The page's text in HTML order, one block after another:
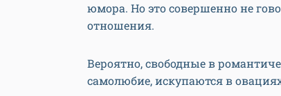
юмора. Но это совершенно не
отношения.
Вероятно, свободные в
самолюбие, искупаются в